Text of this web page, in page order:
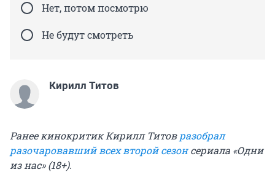
Нет, потом посмотрю
Не будут смотреть
Кирилл Титов
Ранее кинокритик Кирилл Титов разобрал
разочаровавший всех второй сезонсериала «Одни
из нас» (18+).